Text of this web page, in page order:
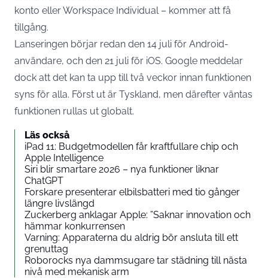
konto eller Workspace Individual – kommer att få
tillgång.
Lanseringen börjar redan den 14 juli för Android-
användare, och den 21 juli för iOS. Google meddelar
dock att det kan ta upp till två veckor innan funktionen
syns för alla. Först ut är Tyskland, men därefter väntas
funktionen rullas ut globalt.
Läs också
iPad 11: Budgetmodellen får kraftfullare chip och
Apple Intelligence
Siri blir smartare 2026 – nya funktioner liknar
ChatGPT
Forskare presenterar elbilsbatteri med tio gånger
längre livslängd
Zuckerberg anklagar Apple: ”Saknar innovation och
hämmar konkurrensen
Varning: Apparaterna du aldrig bör ansluta till ett
grenuttag
Roborocks nya dammsugare tar städning till nästa
nivå med mekanisk arm